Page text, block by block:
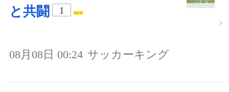
と共闘
1
08月08日 00:24 サッカーキング